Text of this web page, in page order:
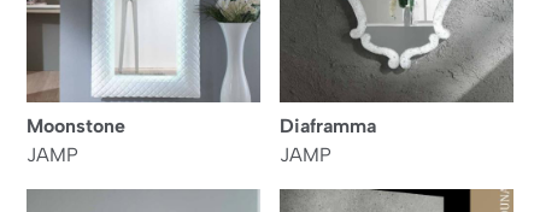
Moonstone
JAMP
Diaframma
JAMP